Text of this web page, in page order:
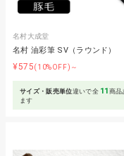
名村大成堂
名村 油彩筆 SV（ラウンド）
¥575(10%OFF)～
サイズ・販売単位違いで全 11 商品
ます